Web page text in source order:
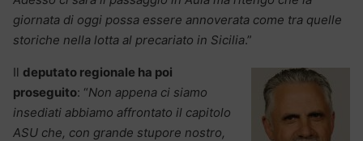
giornata di oggi possa essere annoverata come tra quelle
storiche nella lotta al precariato in Sicilia.”
Il deputato regionale ha poi
proseguito: “Non appena ci siamo
insediati abbiamo affrontato il capitolo
ASU che, con grande stupore nostro,